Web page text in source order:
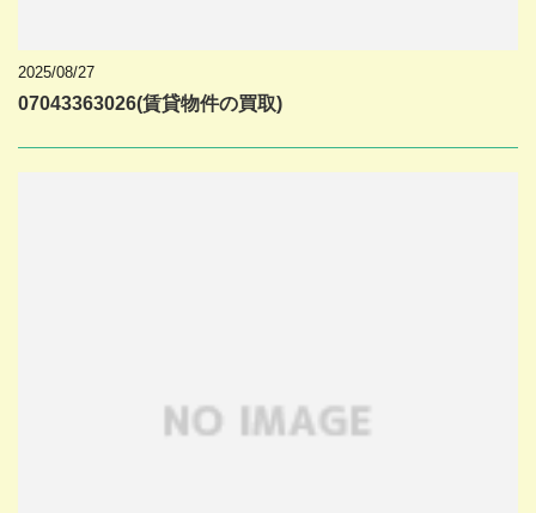
2025/08/27
07043363026(賃貸物件の買取)